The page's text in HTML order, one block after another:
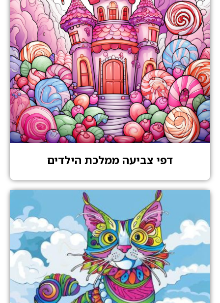
דפי צביעה ממלכת הילדים